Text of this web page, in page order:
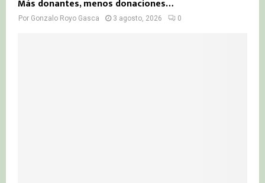
Más donantes, menos donaciones…
Por Gonzalo Royo Gasca 3 agosto, 2026 0